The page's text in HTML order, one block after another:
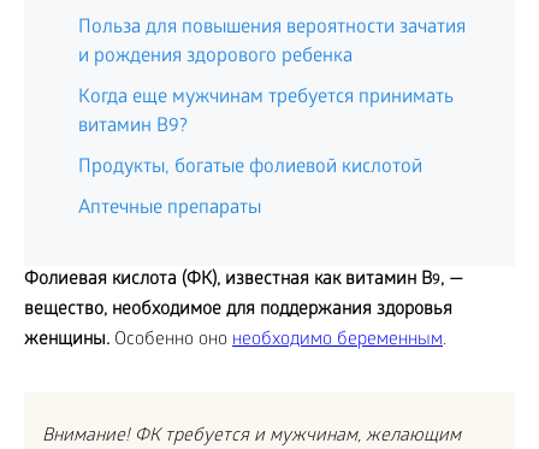
Польза для повышения вероятности зачатия
и рождения здорового ребенка
Когда еще мужчинам требуется принимать
витамин B9?
Продукты, богатые фолиевой кислотой
Аптечные препараты
Фолиевая кислота (ФК), известная как витамин B9, —
вещество, необходимое для поддержания здоровья
женщины. Особенно оно необходимо беременным.
Внимание! ФК требуется и мужчинам, желающим